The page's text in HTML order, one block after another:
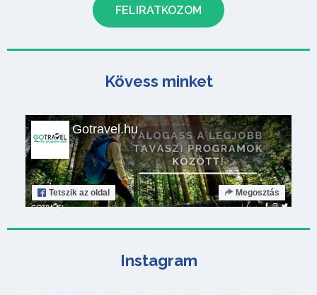
Kövess minket
Gotravel.hu
Tetszik az oldal Megosztás
Instagram